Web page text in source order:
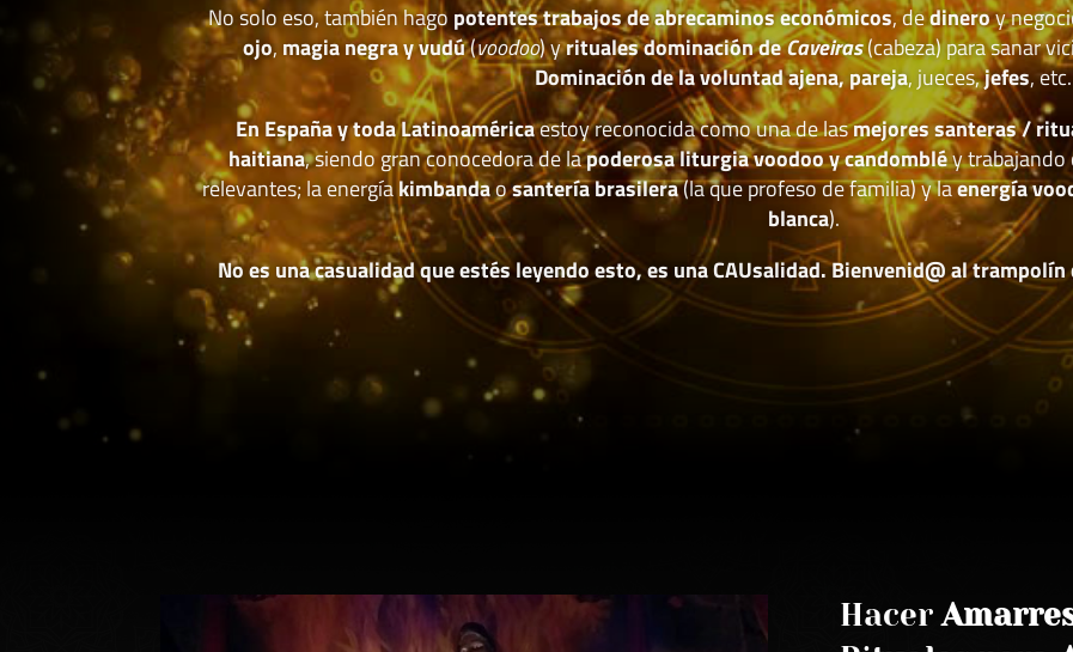
No solo eso, también hago potentes trabajos de abrecaminos económicos, dedineroy
ojo, magia negra y vudú(voodoo) yrituales dominación deCaveiras(cabeza) para sanar
Dominación de la voluntad ajena, pareja, jueces,jefes, etc.
En España y toda Latinoaméricaestoy reconocida como una de lasmejores santeras /
haitiana, siendo gran conocedora de lapoderosa liturgia voodoo y candombléy trabajando
relevantes; la energíakimbandaosantería brasilera(la que profeso de familia) y laenergía
blanca).
No es una casualidad que estés leyendo esto, es una CAUsalidad. Bienvenid@ al
Hacer